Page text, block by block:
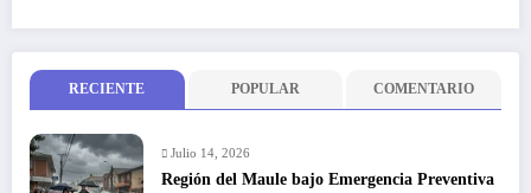
RECIENTE POPULAR COMENTARIO
Julio 14, 2026
Región del Maule bajo Emergencia Preventiva